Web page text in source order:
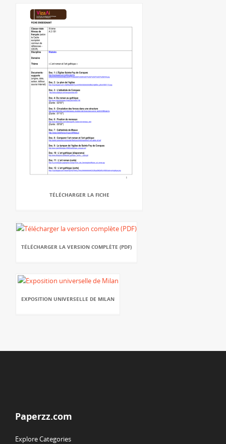
TÉLÉCHARGER LA FICHE
TÉLÉCHARGER LA VERSION COMPLÈTE (PDF)
EXPOSITION UNIVERSELLE DE MILAN
Paperzz.com
Explore Categories